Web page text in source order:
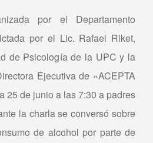
por el Departamento
por el Lic. Rafael Riket,
de Psicología de la UPC y la
Ejecutiva de «ACEPTA
25 de junio a las 7:30 a padres
la charla se conversó sobre
de alcohol por parte de